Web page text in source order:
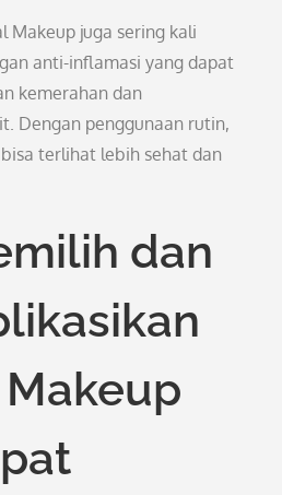
Makeup juga sering kali
anti-inflamasi yang dapat
kemerahan dan
Dengan penggunaan rutin,
terlihat lebih sehat dan
dan